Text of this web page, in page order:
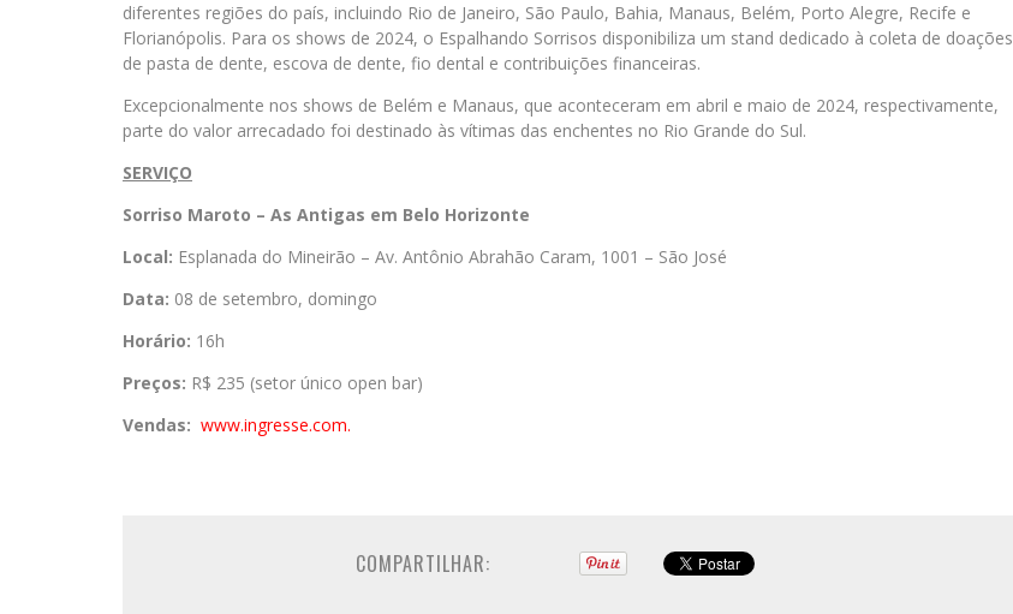
diferentes regiões do país, incluindo Rio de Janeiro, São Paulo, Bahia, Manaus, Belém, Porto Alegre, Recife e
Florianópolis. Para os shows de 2024, o Espalhando Sorrisos disponibiliza um stand dedicado à coleta de doações
de pasta de dente, escova de dente, fio dental e contribuições financeiras.
Excepcionalmente nos shows de Belém e Manaus, que aconteceram em abril e maio de 2024, respectivamente,
parte do valor arrecadado foi destinado às vítimas das enchentes no Rio Grande do Sul.
SERVIÇO
Sorriso Maroto – As Antigas em Belo Horizonte
Local: Esplanada do Mineirão – Av. Antônio Abrahão Caram, 1001 – São José
Data: 08 de setembro, domingo
Horário: 16h
Preços: R$ 235 (setor único open bar)
Vendas: www.ingresse.com.
COMPARTILHAR: